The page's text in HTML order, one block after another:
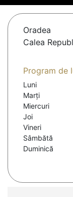
Oradea
Calea
Program de
Luni
Marți
Miercuri
Joi
Vineri
Sâmbătă
Duminică